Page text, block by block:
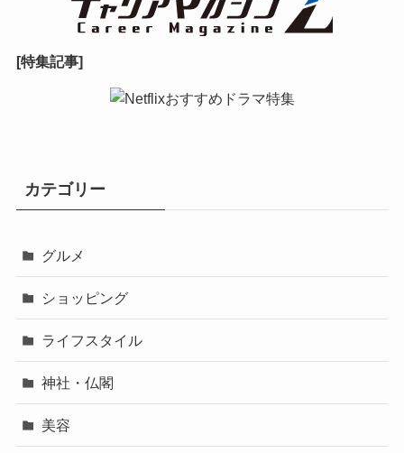
[特集記事]
カテゴリー
グルメ
ショッピング
ライフスタイル
神社・仏閣
美容